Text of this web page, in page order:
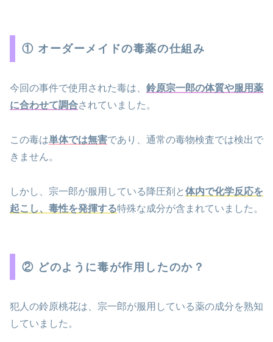
① オーダーメイドの毒薬の仕組み
今回の事件で使用された毒は、 鈴原宗一郎の体質や服用薬
に合わせて調合されていました。
この毒は単体では無害であり、通常の毒物検査では検出で
きません。
しかし、宗一郎が服用している降圧剤と体内で化学反応を
起こし、毒性を発揮する特殊な成分が含まれていました。
② どのように毒が作用したのか？
犯人の鈴原桃花は、宗一郎が服用している薬の成分を熟知
していました。